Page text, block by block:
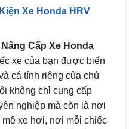
Xe Honda HRV
Nâng Cấp Xe Honda
xe của bạn được biến
cá tính riêng của chủ
không chỉ cung cấp
nghiệp mà còn là nơi
xe hơi, nơi mỗi chiếc